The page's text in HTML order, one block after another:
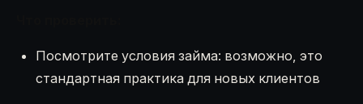
Посмотрите условия займа: возможно, это
стандартная практика для новых клиентов